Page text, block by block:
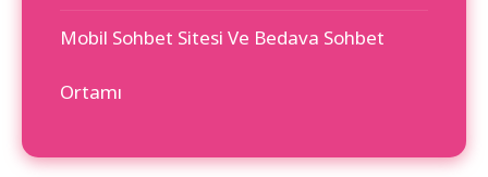
Mobil Sohbet Sitesi Ve Bedava Sohbet
Ortamı